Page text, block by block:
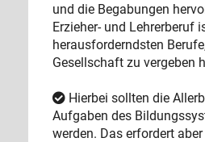
und die Begabungen
Erzieher- und Lehrerberuf
herausforderndsten
Gesellschaft zu vergeben
Hierbei sollten die
Aufgaben des
werden. Das erfordert